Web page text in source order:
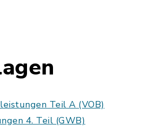
Teil A (VOB)
4. Teil (GWB)